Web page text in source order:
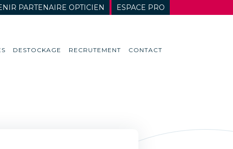
PARTENAIRE OPTICIEN ESPACE PRO
DESTOCKAGE RECRUTEMENT CONTACT